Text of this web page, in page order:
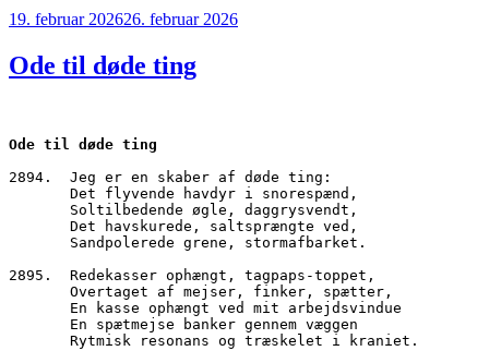
Udgivet
19. februar 202626. februar 2026
Ode til døde ting
Ode til døde ting
2894.  Jeg er en skaber af døde ting:
       Det flyvende havdyr i snorespænd,
       Soltilbedende øgle, daggrysvendt,
       Det havskurede, saltsprængte ved,
       Sandpolerede grene, stormafbarket.
2895.  Redekasser ophængt, tagpaps-toppet,
       Overtaget af mejser, finker, spætter,
       En kasse ophængt ved mit arbejdsvindue
       En spætmejse banker gennem væggen
       Rytmisk resonans og træskelet i kraniet.